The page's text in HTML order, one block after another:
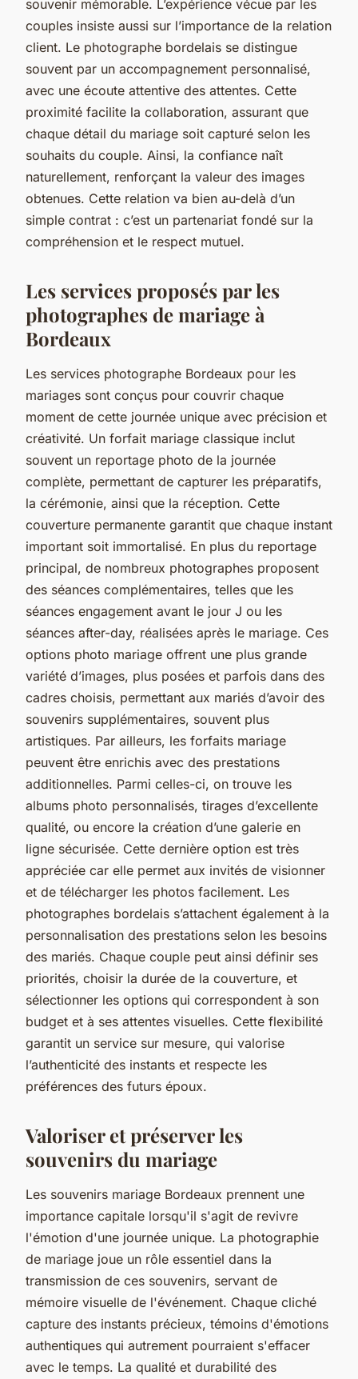
souvenir mémorable. L’expérience vécue par les
couples insiste aussi sur l’importance de la relation
client. Le photographe bordelais se distingue
souvent par un accompagnement personnalisé,
avec une écoute attentive des attentes. Cette
proximité facilite la collaboration, assurant que
chaque détail du mariage soit capturé selon les
souhaits du couple. Ainsi, la confiance naît
naturellement, renforçant la valeur des images
obtenues. Cette relation va bien au-delà d’un
simple contrat : c’est un partenariat fondé sur la
compréhension et le respect mutuel.
Les services proposés par les
photographes de mariage à
Bordeaux
Les services photographe Bordeaux pour les
mariages sont conçus pour couvrir chaque
moment de cette journée unique avec précision et
créativité. Un forfait mariage classique inclut
souvent un reportage photo de la journée
complète, permettant de capturer les préparatifs,
la cérémonie, ainsi que la réception. Cette
couverture permanente garantit que chaque instant
important soit immortalisé. En plus du reportage
principal, de nombreux photographes proposent
des séances complémentaires, telles que les
séances engagement avant le jour J ou les
séances after-day, réalisées après le mariage. Ces
options photo mariage offrent une plus grande
variété d’images, plus posées et parfois dans des
cadres choisis, permettant aux mariés d’avoir des
souvenirs supplémentaires, souvent plus
artistiques. Par ailleurs, les forfaits mariage
peuvent être enrichis avec des prestations
additionnelles. Parmi celles-ci, on trouve les
albums photo personnalisés, tirages d’excellente
qualité, ou encore la création d’une galerie en
ligne sécurisée. Cette dernière option est très
appréciée car elle permet aux invités de visionner
et de télécharger les photos facilement. Les
photographes bordelais s’attachent également à la
personnalisation des prestations selon les besoins
des mariés. Chaque couple peut ainsi définir ses
priorités, choisir la durée de la couverture, et
sélectionner les options qui correspondent à son
budget et à ses attentes visuelles. Cette flexibilité
garantit un service sur mesure, qui valorise
l’authenticité des instants et respecte les
préférences des futurs époux.
Valoriser et préserver les
souvenirs du mariage
Les souvenirs mariage Bordeaux prennent une
importance capitale lorsqu'il s'agit de revivre
l'émotion d'une journée unique. La photographie
de mariage joue un rôle essentiel dans la
transmission de ces souvenirs, servant de
mémoire visuelle de l'événement. Chaque cliché
capture des instants précieux, témoins d'émotions
authentiques qui autrement pourraient s'effacer
avec le temps. La qualité et durabilité des